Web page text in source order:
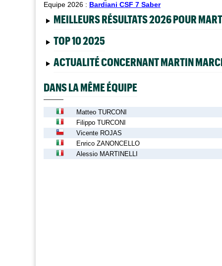
Equipe 2026 : Bardiani CSF 7 Saber
MEILLEURS RÉSULTATS 2026 POUR
TOP 10 2025
ACTUALITÉ CONCERNANT MARTIN
DANS LA MÊME ÉQUIPE
Matteo TURCONI
Filippo TURCONI
Vicente ROJAS
Enrico ZANONCELLO
Alessio MARTINELLI